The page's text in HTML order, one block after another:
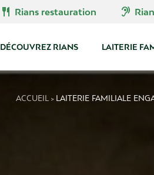
restaurant Rians restauration hearing
DÉCOUVREZ RIANS LAITERIE
ACCUEIL > LAITERIE FAMILIALE